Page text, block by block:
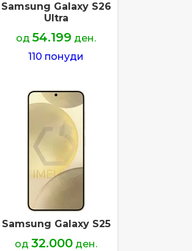
Samsung Galaxy S26
Ultra
од 54.199 ден.
110 понуди
Samsung Galaxy S25
од 32.000 ден.